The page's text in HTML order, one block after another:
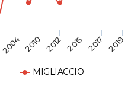
MIGLIACCIO
2004 2010 2012 2015 2017 2019